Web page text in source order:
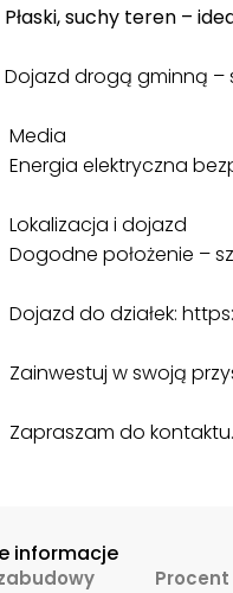
Płaski, suchy teren –
Dojazd drogą gminną –
Media
Energia elektryczna
Lokalizacja i dojazd
Dogodne położenie –
Dojazd do działek:
Zainwestuj w swoją
Zapraszam do kontaktu.
informacje